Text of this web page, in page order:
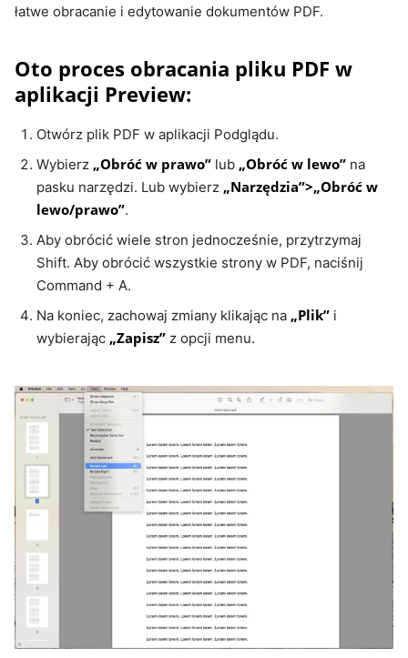
łatwe obracanie i edytowanie dokumentów PDF.
Oto proces obracania pliku PDF w
aplikacji Preview:
Otwórz plik PDF w aplikacji Podglądu.
Wybierz „Obróć w prawo” lub „Obróć w lewo” na
pasku narzędzi. Lub wybierz „Narzędzia”>„Obróć w
lewo/prawo”.
Aby obrócić wiele stron jednocześnie, przytrzymaj
Shift. Aby obrócić wszystkie strony w PDF, naciśnij
Command + A.
Na koniec, zachowaj zmiany klikając na „Plik” i
wybierając „Zapisz” z opcji menu.